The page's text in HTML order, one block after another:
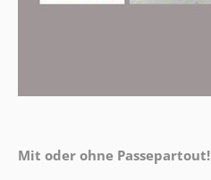
Mit oder ohne Passepartout!